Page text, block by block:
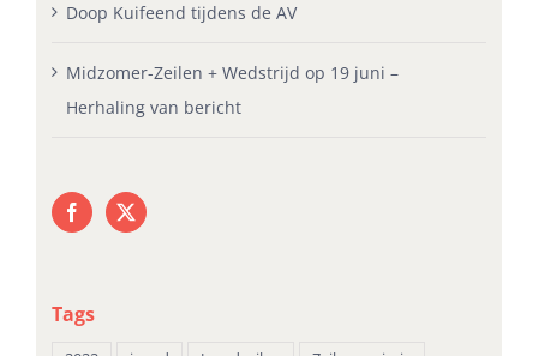
Doop Kuifeend tijdens de AV
Midzomer-Zeilen + Wedstrijd op 19 juni –
Herhaling van bericht
Tags